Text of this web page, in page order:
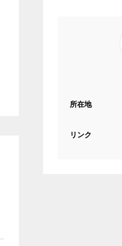
所在地
リンク